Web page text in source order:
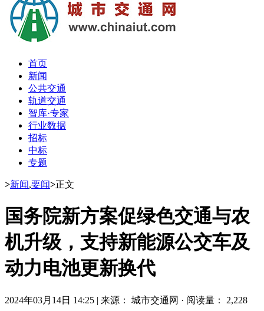
首页
新闻
公共交通
轨道交通
智库·专家
行业数据
招标
中标
专题
>新闻,要闻>正文
国务院新方案促绿色交通与农
机升级，支持新能源公交车及
动力电池更新换代
2024年03月14日 14:25 | 来源： 城市交通网 · 阅读量： 2,228